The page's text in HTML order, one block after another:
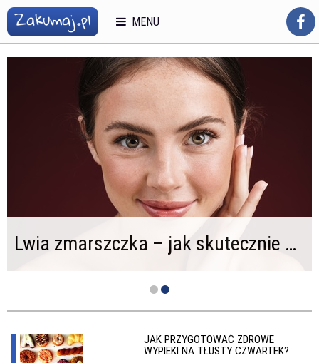
Lwia zmarszczka – jak skutecznie wygładzić pionowe bruzdy na czole
JAK PRZYGOTOWAĆ ZDROWE
WYPIEKI NA TŁUSTY CZWARTEK?
MENU